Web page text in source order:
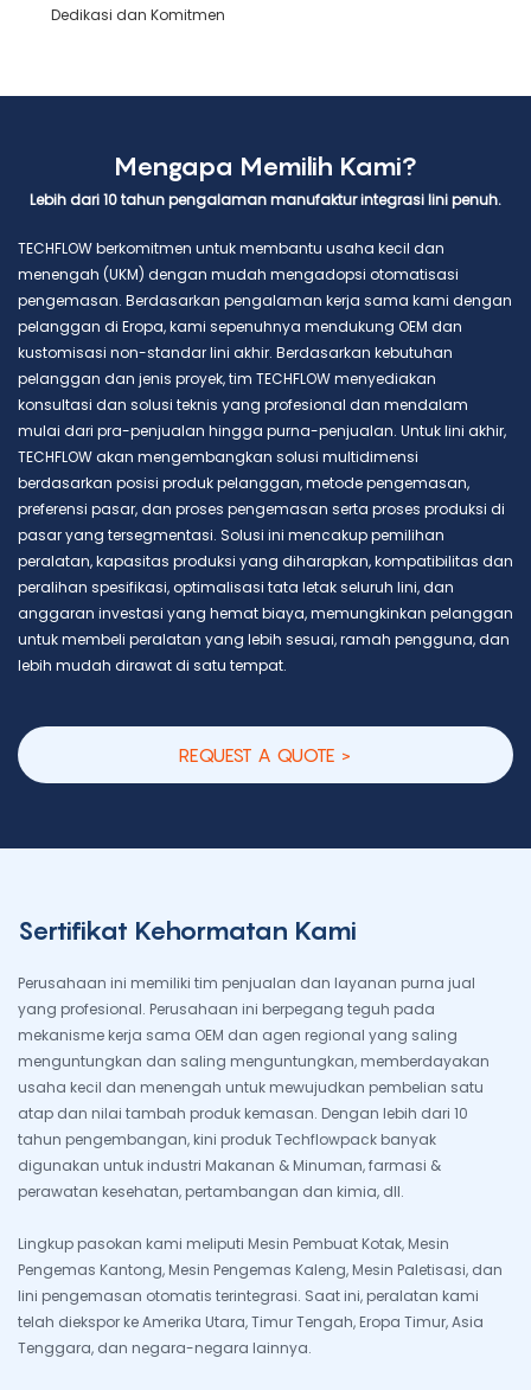
Dedikasi dan Komitmen
Mengapa Memilih Kami?
Lebih dari 10 tahun pengalaman manufaktur integrasi lini penuh.
TECHFLOW berkomitmen untuk membantu usaha kecil dan
menengah (UKM) dengan mudah mengadopsi otomatisasi
pengemasan. Berdasarkan pengalaman kerja sama kami dengan
pelanggan di Eropa, kami sepenuhnya mendukung OEM dan
kustomisasi non-standar lini akhir. Berdasarkan kebutuhan
pelanggan dan jenis proyek, tim TECHFLOW menyediakan
konsultasi dan solusi teknis yang profesional dan mendalam
mulai dari pra-penjualan hingga purna-penjualan. Untuk lini akhir,
TECHFLOW akan mengembangkan solusi multidimensi
berdasarkan posisi produk pelanggan, metode pengemasan,
preferensi pasar, dan proses pengemasan serta proses produksi di
pasar yang tersegmentasi. Solusi ini mencakup pemilihan
peralatan, kapasitas produksi yang diharapkan, kompatibilitas dan
peralihan spesifikasi, optimalisasi tata letak seluruh lini, dan
anggaran investasi yang hemat biaya, memungkinkan pelanggan
untuk membeli peralatan yang lebih sesuai, ramah pengguna, dan
lebih mudah dirawat di satu tempat.
REQUEST A QUOTE >
Sertifikat Kehormatan Kami
Perusahaan ini memiliki tim penjualan dan layanan purna jual
yang profesional. Perusahaan ini berpegang teguh pada
mekanisme kerja sama OEM dan agen regional yang saling
menguntungkan dan saling menguntungkan, memberdayakan
usaha kecil dan menengah untuk mewujudkan pembelian satu
atap dan nilai tambah produk kemasan. Dengan lebih dari 10
tahun pengembangan, kini produk Techflowpack banyak
digunakan untuk industri Makanan & Minuman, farmasi &
perawatan kesehatan, pertambangan dan kimia, dll.
Lingkup pasokan kami meliputi Mesin Pembuat Kotak, Mesin
Pengemas Kantong, Mesin Pengemas Kaleng, Mesin Paletisasi, dan
lini pengemasan otomatis terintegrasi. Saat ini, peralatan kami
telah diekspor ke Amerika Utara, Timur Tengah, Eropa Timur, Asia
Tenggara, dan negara-negara lainnya.